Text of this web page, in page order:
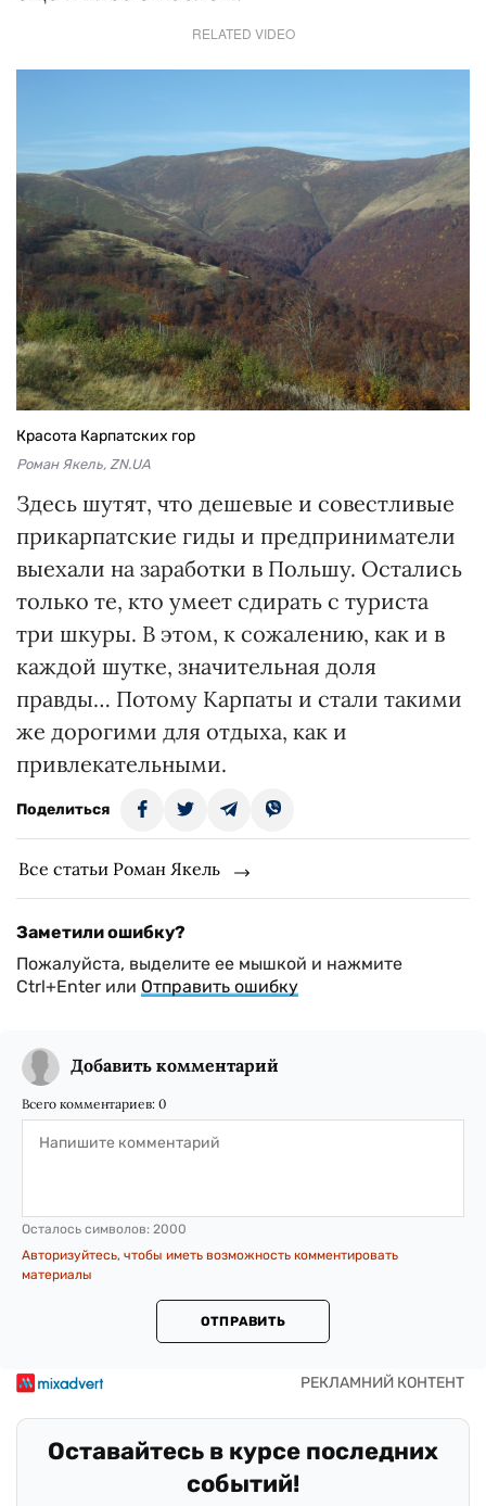
RELATED VIDEO
Красота Карпатских гор
Роман Якель, ZN.UA
Здесь шутят, что дешевые и совестливые
прикарпатские гиды и предприниматели
выехали на заработки в Польшу. Остались
только те, кто умеет сдирать с туриста
три шкуры. В этом, к сожалению, как и в
каждой шутке, значительная доля
правды… Потому Карпаты и стали такими
же дорогими для отдыха, как и
привлекательными.
Поделиться
Все статьи Роман Якель
Заметили ошибку?
Пожалуйста, выделите ее мышкой и нажмите
Ctrl+Enter или Отправить ошибку
Добавить комментарий
Всего комментариев: 0
Осталось символов: 2000
Авторизуйтесь, чтобы иметь возможность комментировать
материалы
ОТПРАВИТЬ
Оставайтесь в курсе последних
событий!